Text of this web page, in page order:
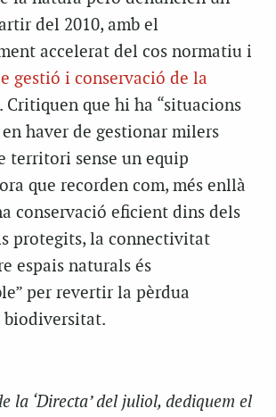
del 2010, amb el
accelerat del cos normatiu i
gestió i conservació de la
Critiquen que hi ha “situacions
haver de gestionar milers
territori sense un equip
que recorden com, més enllà
conservació eficient dins dels
protegits, la connectivitat
espais naturals és
per revertir la pèrdua
biodiversitat.
la ‘Directa’ del juliol, dediquem el